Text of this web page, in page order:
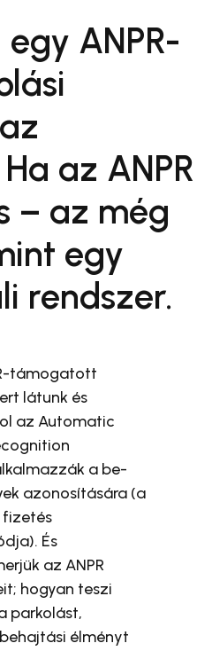
ANPR-
az ANPR
– az még
egy
rendszer.
támogatott
látunk és
az Automatic
a be-
azonosítására (a
fizetés
És
az ANPR
hogyan teszi
parkolást,
élményt